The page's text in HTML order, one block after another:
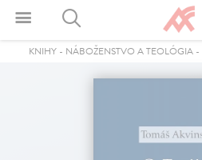
KNIHY- NÁBOŽENSTVO A TEOLÓGIA-